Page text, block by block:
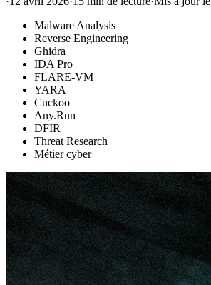
Malware Analysis
Reverse Engineering
Ghidra
IDA Pro
FLARE-VM
YARA
Cuckoo
Any.Run
DFIR
Threat Research
Métier cyber